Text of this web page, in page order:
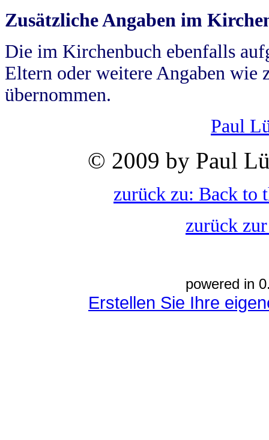
Zusätzliche Angaben im
Die im Kirchenbuch ebenfalls
Eltern oder weitere Angaben wie
übernommen.
Paul
© 2009 by Paul
zurück zu: Back to
zurück
powered in
Erstellen Sie Ihre